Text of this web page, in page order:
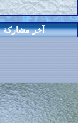
المواضيع